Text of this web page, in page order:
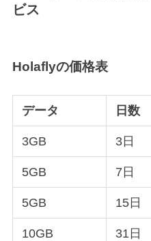
ビス
Holaflyの価格表
データ 日数
3GB 3日
5GB 7日
5GB 15日
10GB 31日